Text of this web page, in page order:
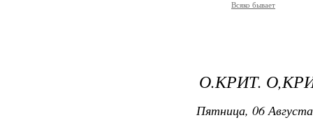
Всяко бывает
О.КРИТ.
Пятница, 06